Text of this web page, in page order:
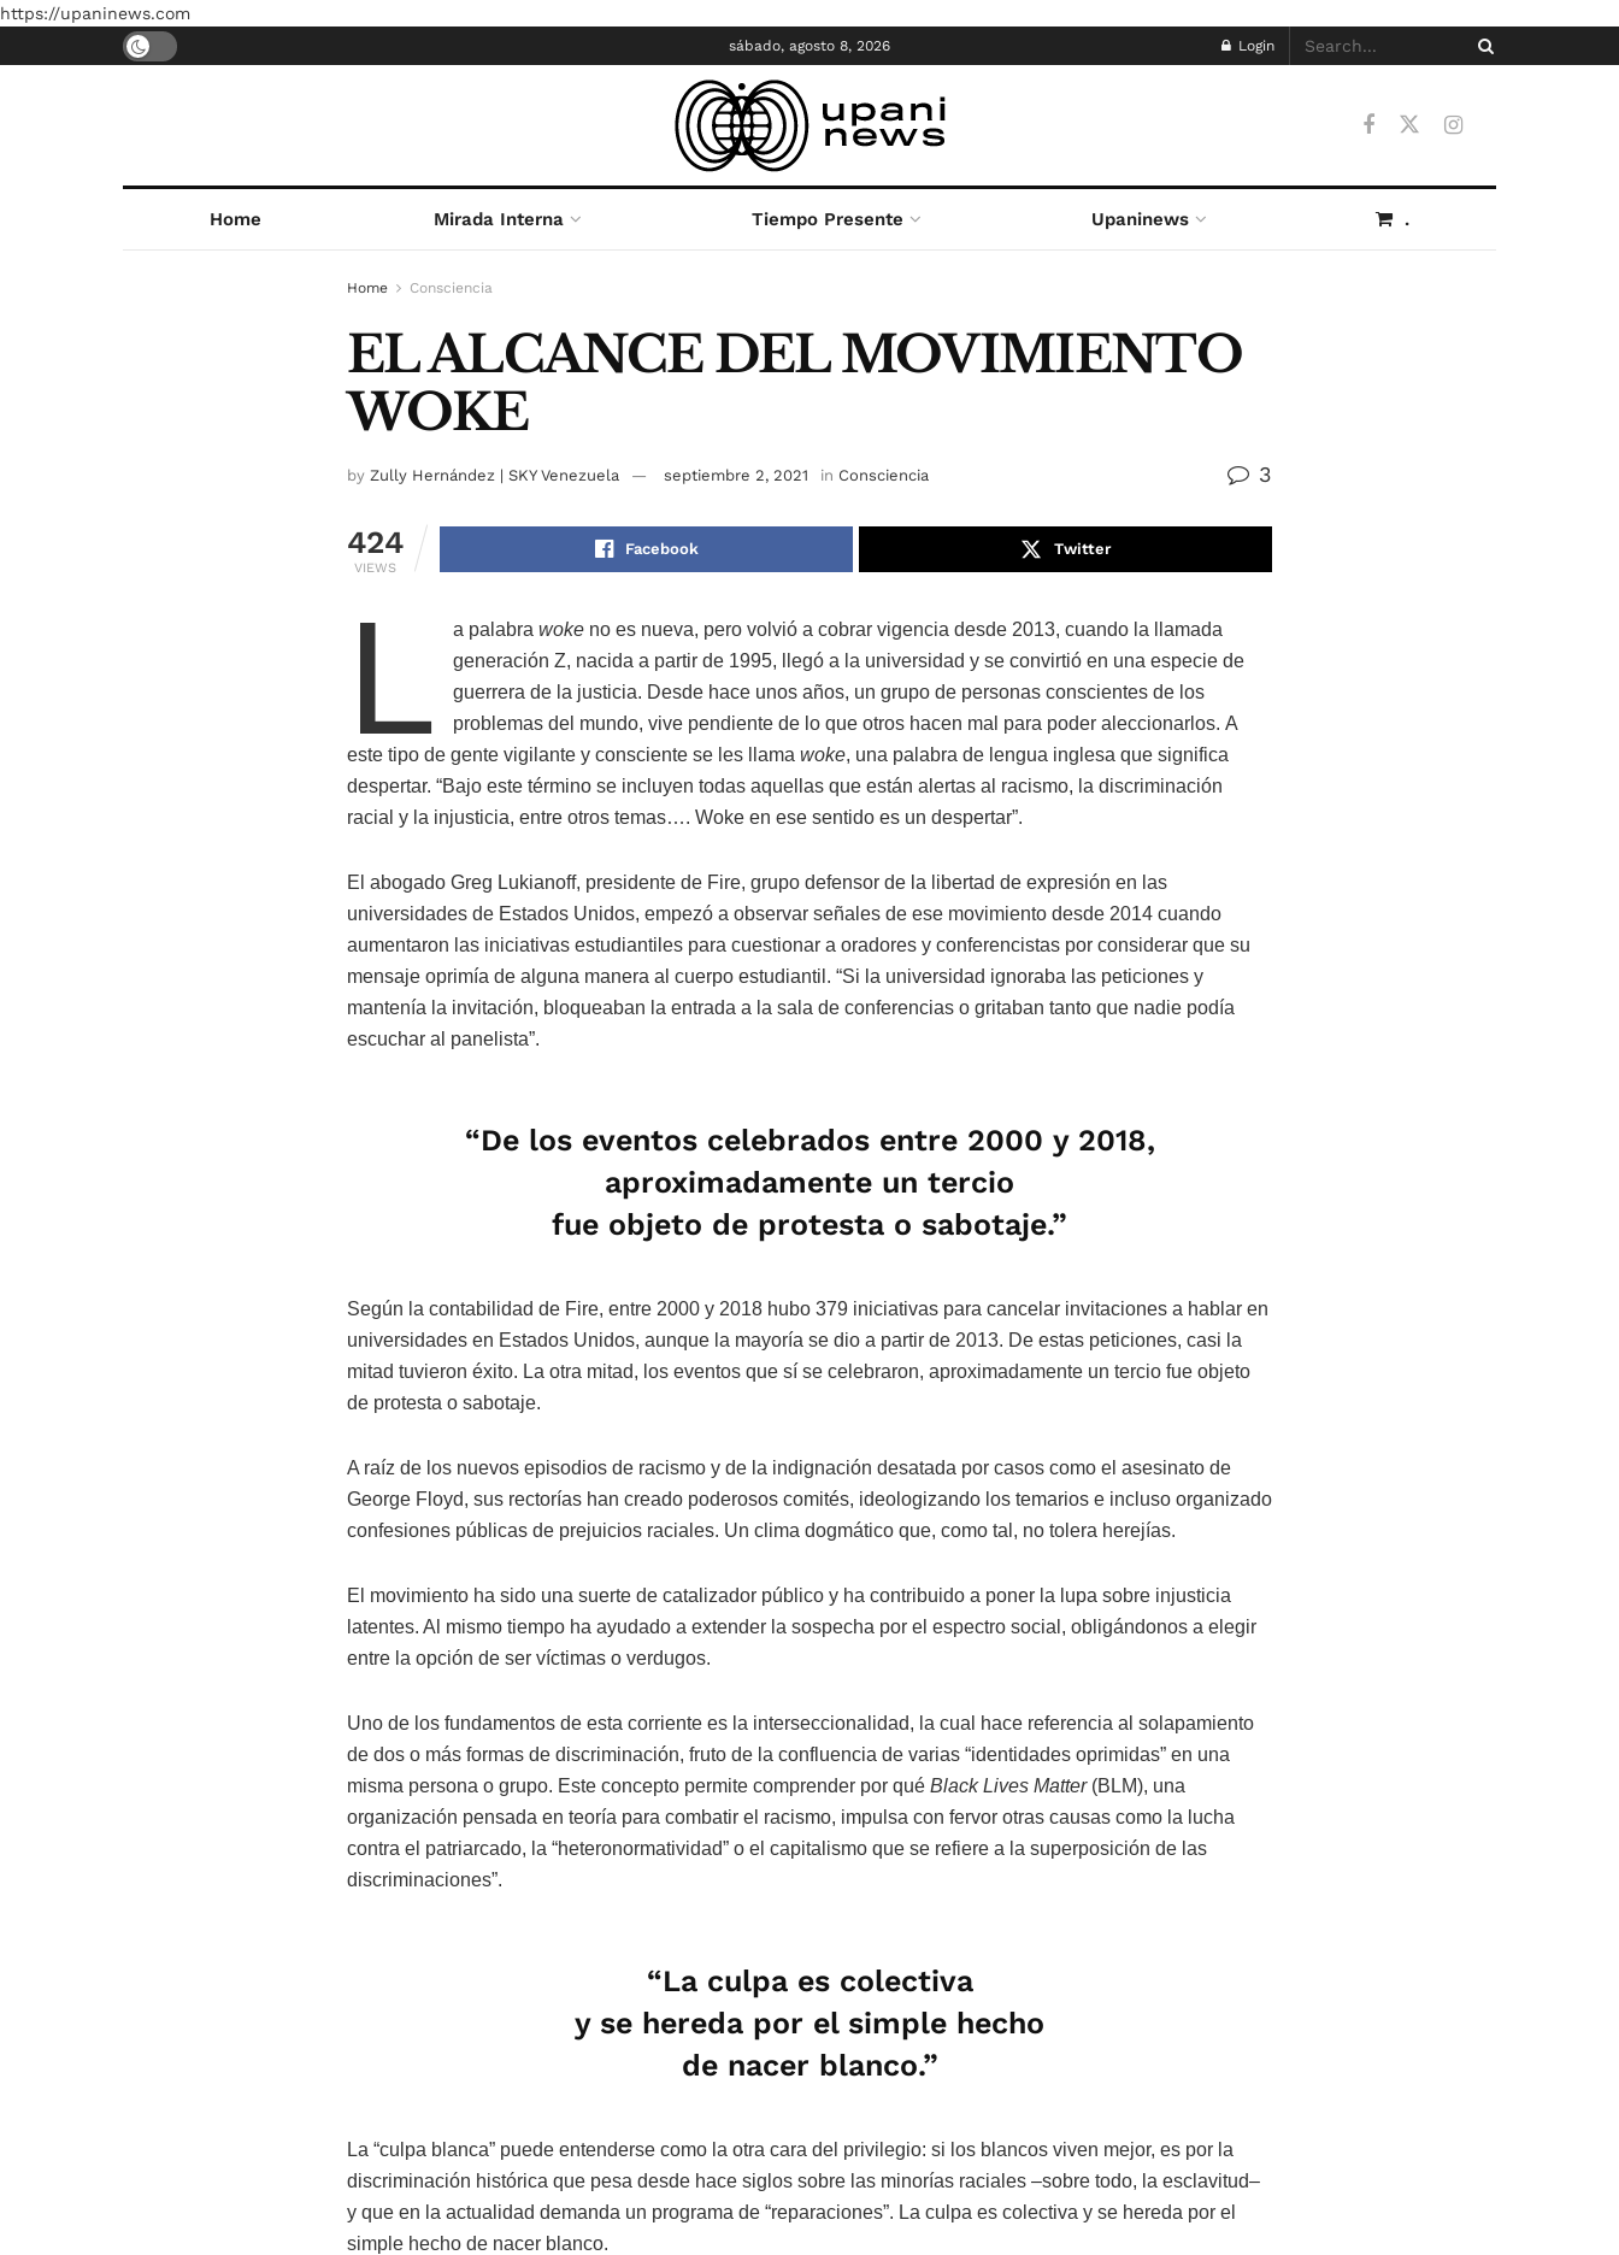
https://upaninews.com
sábado, agosto 8, 2026 Login
Home Mirada Interna Tiempo Presente Upaninews .
Home Consciencia
EL ALCANCE DEL MOVIMIENTO
WOKE
by Zully Hernández | SKY Venezuela septiembre 2, 2021 in Consciencia 3
424
VIEWS
Facebook Twitter
L a palabrawoke no es nueva, pero volvió a cobrar vigencia desde 2013, cuando la llamada
generación Z, nacida a partir de 1995, llegó a la universidad y se convirtió en una especie de
guerrera de la justicia. Desde hace unos años, un grupo de personas conscientes de los
problemas del mundo, vive pendiente de lo que otros hacen mal para poder aleccionarlos. A
este tipo de gente vigilante y consciente se les llama woke, una palabra de lengua inglesa que significa
despertar. “Bajo este término se incluyen todas aquellas que están alertas al racismo, la discriminación
racial y la injusticia, entre otros temas…. Woke en ese sentido es un despertar”.
El abogado Greg Lukianoff, presidente de Fire, grupo defensor de la libertad de expresión en las
universidades de Estados Unidos, empezó a observar señales de ese movimiento desde 2014 cuando
aumentaron las iniciativas estudiantiles para cuestionar a oradores y conferencistas por considerar que su
mensaje oprimía de alguna manera al cuerpo estudiantil. “Si la universidad ignoraba las peticiones y
mantenía la invitación, bloqueaban la entrada a la sala de conferencias o gritaban tanto que nadie podía
escuchar al panelista”.
“De los eventos celebrados entre 2000 y 2018,
aproximadamente un tercio
fue objeto de protesta o sabotaje.”
Según la contabilidad de Fire, entre 2000 y 2018 hubo 379 iniciativas para cancelar invitaciones a hablar en
universidades en Estados Unidos, aunque la mayoría se dio a partir de 2013. De estas peticiones, casi la
mitad tuvieron éxito. La otra mitad, los eventos que sí se celebraron, aproximadamente un tercio fue objeto
de protesta o sabotaje.
A raíz de los nuevos episodios de racismo y de la indignación desatada por casos como el asesinato de
George Floyd, sus rectorías han creado poderosos comités, ideologizando los temarios e incluso organizado
confesiones públicas de prejuicios raciales. Un clima dogmático que, como tal, no tolera herejías.
El movimiento ha sido una suerte de catalizador público y ha contribuido a poner la lupa sobre injusticia
latentes. Al mismo tiempo ha ayudado a extender la sospecha por el espectro social, obligándonos a elegir
entre la opción de ser víctimas o verdugos.
Uno de los fundamentos de esta corriente es la interseccionalidad, la cual hace referencia al solapamiento
de dos o más formas de discriminación, fruto de la confluencia de varias “identidades oprimidas” en una
misma persona o grupo. Este concepto permite comprender por qué Black Lives Matter (BLM), una
organización pensada en teoría para combatir el racismo, impulsa con fervor otras causas como la lucha
contra el patriarcado, la “heteronormatividad” o el capitalismo que se refiere a la superposición de las
discriminaciones”.
“La culpa es colectiva
y se hereda por el simple hecho
de nacer blanco.”
La “culpa blanca” puede entenderse como la otra cara del privilegio: si los blancos viven mejor, es por la
discriminación histórica que pesa desde hace siglos sobre las minorías raciales –sobre todo, la esclavitud–
y que en la actualidad demanda un programa de “reparaciones”. La culpa es colectiva y se hereda por el
simple hecho de nacer blanco.